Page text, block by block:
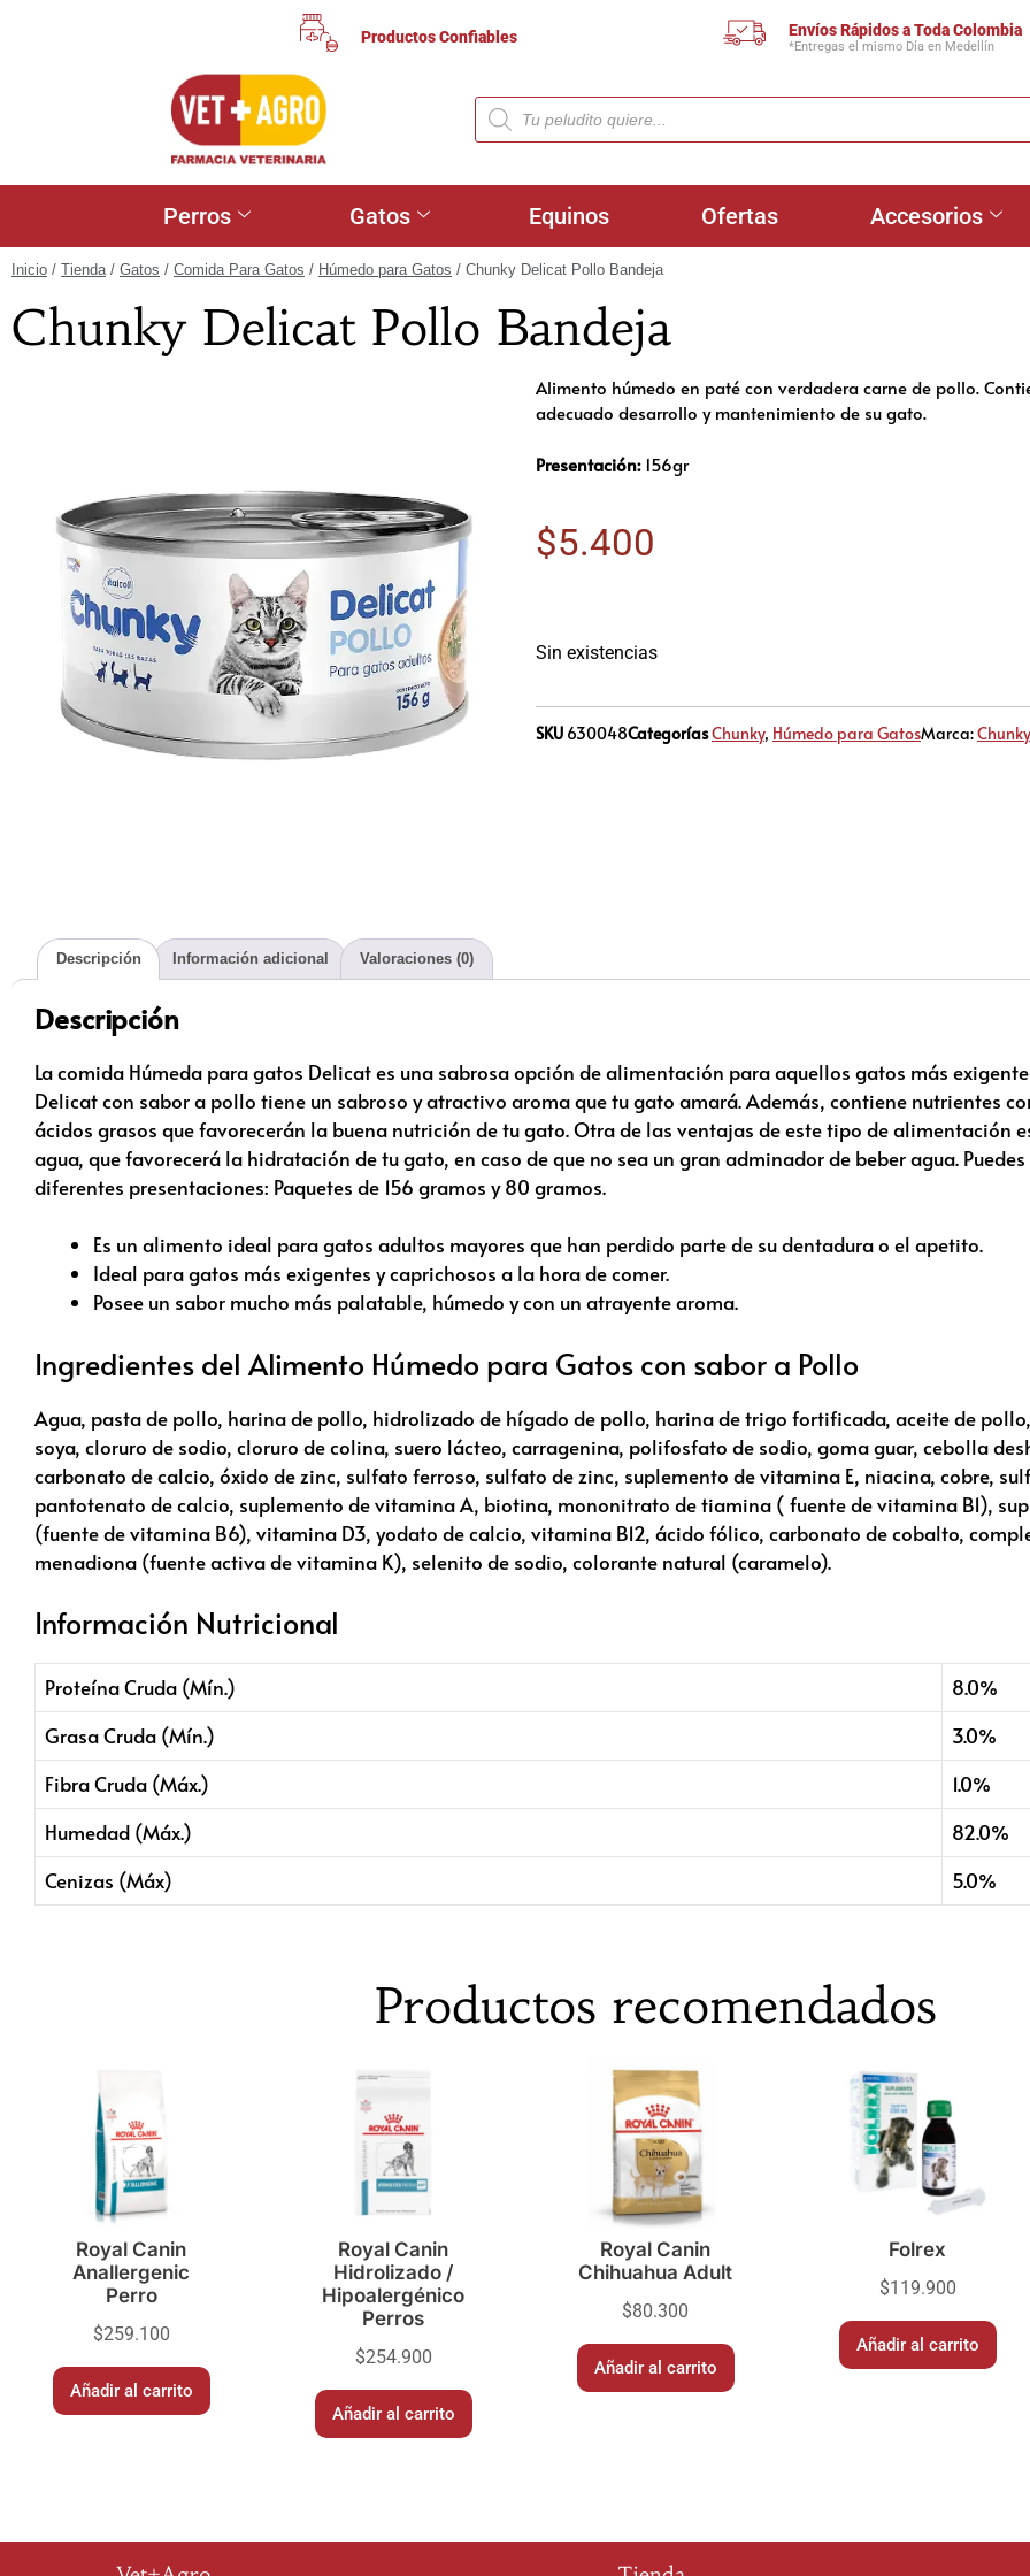
Productos Confiables Envíos Rápidos a Toda Colombia
*Entregas el mismo Día en Medellín
Perros Gatos Equinos Ofertas Accesorios
Inicio / Tienda/ Gatos / Comida Para Gatos / Húmedo para Gatos / Chunky Delicat Pollo Bandeja
Chunky Delicat Pollo Bandeja
Alimento húmedo en paté con verdadera carne de pollo.
adecuado desarrollo y mantenimiento de su gato.
Presentación:156gr
$5.400
Sin existencias
SKU 630048CategoríasChunky, Húmedo para GatosMarca:Chunky
Descripción Información adicional Valoraciones (0)
Descripción
La comida Húmeda para gatos Delicat es una sabrosa opción de alimentación para aquellos gatos más
Delicat con sabor a pollo tiene un sabroso y atractivo aroma que tu gato amará. Además, contiene nutrientes
ácidos grasos que favorecerán la buena nutrición de tu gato. Otra de las ventajas de este tipo de alimentación
agua, que favorecerá la hidratación de tu gato, en caso de que no sea un gran adminador de beber agua.
diferentes presentaciones: Paquetes de 156 gramos y 80 gramos.
Es un alimento ideal para gatos adultos mayores que han perdido parte de su dentadura o el apetito.
Ideal para gatos más exigentes y caprichosos a la hora de comer.
Posee un sabor mucho más palatable, húmedo y con un atrayente aroma.
Ingredientes del Alimento Húmedo para Gatos con sabor a Pollo
Agua, pasta de pollo, harina de pollo, hidrolizado de hígado de pollo, harina de trigo fortificada, aceite de
soya, cloruro de sodio, cloruro de colina, suero lácteo, carragenina, polifosfato de sodio, goma guar, cebolla
carbonato de calcio, óxido de zinc, sulfato ferroso, sulfato de zinc, suplemento de vitamina E, niacina, cobre,
pantotenato de calcio, suplemento de vitamina A, biotina, mononitrato de tiamina ( fuente de vitamina B1),
(fuente de vitamina B6), vitamina D3, yodato de calcio, vitamina B12, ácido fólico, carbonato de cobalto,
menadiona (fuente activa de vitamina K), selenito de sodio, colorante natural (caramelo).
Información Nutricional
Proteína Cruda (Mín.)
8.0%
Grasa Cruda (Mín.)
3.0%
Fibra Cruda (Máx.)
1.0%
Humedad (Máx.)
82.0%
Cenizas (Máx)
5.0%
Productos recomendados
Royal Canin
Anallergenic
Perro
$259.100
Añadir al carrito
Royal Canin
Hidrolizado /
Hipoalergénico
Perros
$254.900
Añadir al carrito
Royal Canin
Chihuahua Adult
$80.300
Añadir al carrito
Folrex
$119.900
Añadir al carrito